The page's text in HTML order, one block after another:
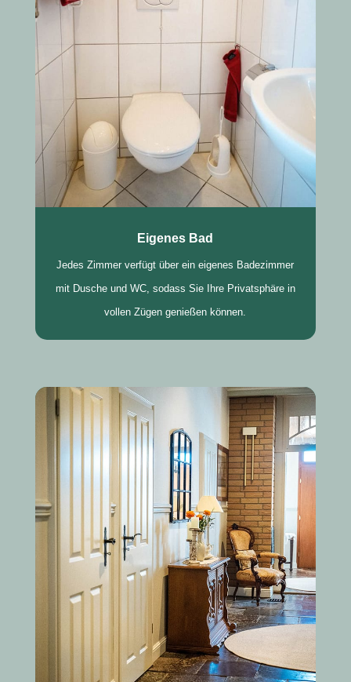
Eigenes Bad
Jedes Zimmer verfügt über ein eigenes Badezimmer
mit Dusche und WC, sodass Sie Ihre Privatsphäre in
vollen Zügen genießen können.